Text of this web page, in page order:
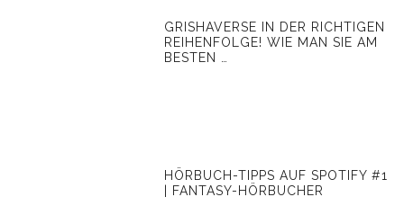
GRISHAVERSE IN DER RICHTIGEN
REIHENFOLGE! WIE MAN SIE AM
BESTEN …
HÖRBUCH-TIPPS AUF SPOTIFY #1
| FANTASY-HÖRBUCHER